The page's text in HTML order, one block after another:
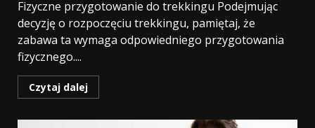
Fizyczne przygotowanie do trekkingu Podejmując
decyzję o rozpoczęciu trekkingu, pamiętaj, że
zabawa ta wymaga odpowiedniego przygotowania
fizycznego....
Czytaj dalej